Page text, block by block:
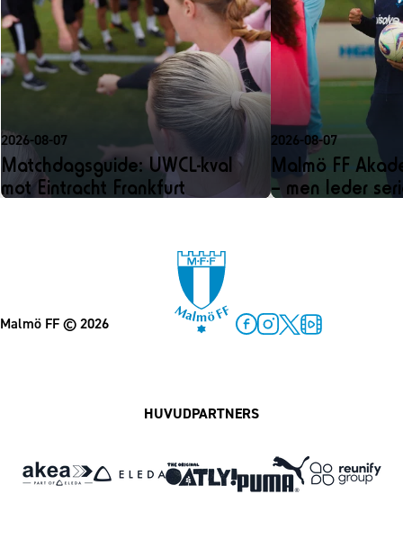
2026-08-07
Matchdagsguide: UWCL-kval
mot Eintracht Frankfurt
2026-08-07
Malmö FF
– men leder
Malmö FF© 2026
HUVUDPARTNERS